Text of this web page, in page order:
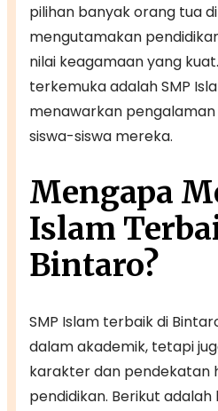
pilihan banyak orang tua
mengutamakan
nilai keagamaan yang
terkemuka adalah SMP
menawarkan
siswa-siswa mereka.
Mengapa
Islam
Bintaro?
SMP Islam terbaik di
dalam akademik, tetapi
karakter dan pendekatan
pendidikan. Berikut